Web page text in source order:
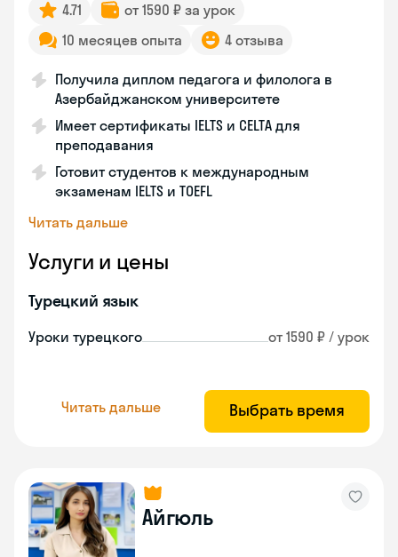
4.71
от 1590 ₽ за урок
10 месяцев опыта
4 отзыва
Получила диплом педагога и филолога в
Азербайджанском университете
Имеет сертификаты IELTS и CELTA для
преподавания
Готовит студентов к международным
экзаменам IELTS и TOEFL
Читать дальше
Услуги и цены
Турецкий язык
Уроки турецкого от 1590 ₽ / урок
Читать дальше Выбрать время
Айгюль